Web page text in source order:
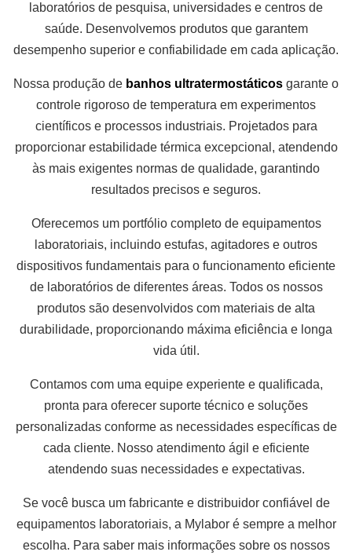
laboratórios de pesquisa, universidades e centros de
saúde. Desenvolvemos produtos que garantem
desempenho superior e confiabilidade em cada aplicação.
Nossa produção de banhos ultratermostáticos garante o
controle rigoroso de temperatura em experimentos
científicos e processos industriais. Projetados para
proporcionar estabilidade térmica excepcional, atendendo
às mais exigentes normas de qualidade, garantindo
resultados precisos e seguros.
Oferecemos um portfólio completo de equipamentos
laboratoriais, incluindo estufas, agitadores e outros
dispositivos fundamentais para o funcionamento eficiente
de laboratórios de diferentes áreas. Todos os nossos
produtos são desenvolvidos com materiais de alta
durabilidade, proporcionando máxima eficiência e longa
vida útil.
Contamos com uma equipe experiente e qualificada,
pronta para oferecer suporte técnico e soluções
personalizadas conforme as necessidades específicas de
cada cliente. Nosso atendimento ágil e eficiente
atendendo suas necessidades e expectativas.
Se você busca um fabricante e distribuidor confiável de
equipamentos laboratoriais, a Mylabor é sempre a melhor
escolha. Para saber mais informações sobre os nossos